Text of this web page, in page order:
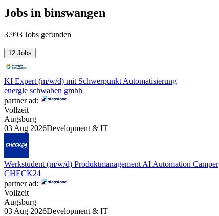
Jobs in binswangen
3.993 Jobs gefunden
12 Jobs
KI Expert (m/w/d) mit Schwerpunkt Automatisierung
energie schwaben gmbh
partner ad:
Vollzeit
Augsburg
03 Aug 2026Development & IT
Werkstudent (m/w/d) Produktmanagement AI Automation Camper
CHECK24
partner ad:
Vollzeit
Augsburg
03 Aug 2026Development & IT